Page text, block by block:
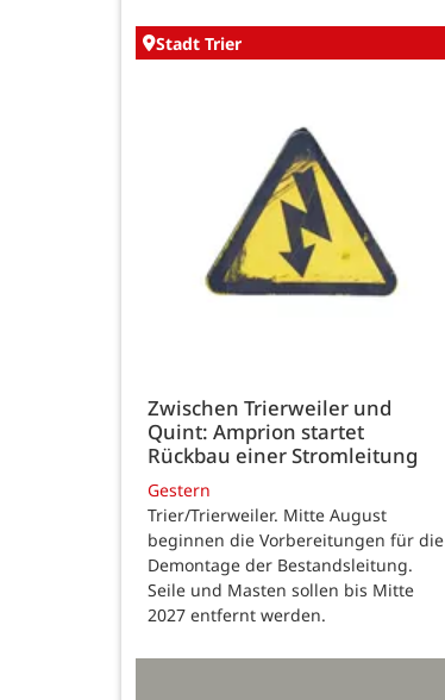
Stadt Trier
Zwischen Trierweiler und
Quint: Amprion startet
Rückbau einer Stromleitung
Gestern
Trier/Trierweiler. Mitte August
beginnen die Vorbereitungen für die
Demontage der Bestandsleitung.
Seile und Masten sollen bis Mitte
2027 entfernt werden.